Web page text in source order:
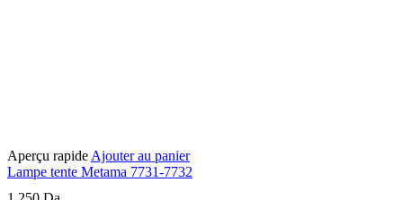
Aperçu rapide Ajouter au panier
Lampe tente Metama 7731-7732